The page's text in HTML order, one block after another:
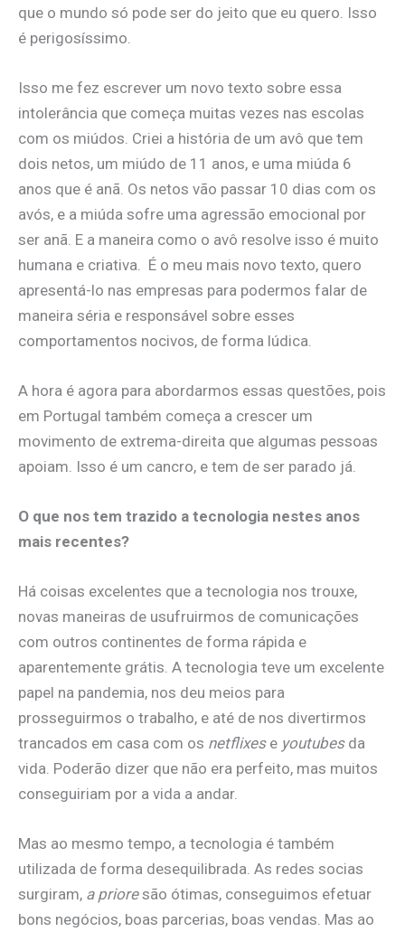
que o mundo só pode ser do jeito que eu quero. Isso
é perigosíssimo.
Isso me fez escrever um novo texto sobre essa
intolerância que começa muitas vezes nas escolas
com os miúdos. Criei a história de um avô que tem
dois netos, um miúdo de 11 anos, e uma miúda 6
anos que é anã. Os netos vão passar 10 dias com os
avós, e a miúda sofre uma agressão emocional por
ser anã. E a maneira como o avô resolve isso é muito
humana e criativa. É o meu mais novo texto, quero
apresentá-lo nas empresas para podermos falar de
maneira séria e responsável sobre esses
comportamentos nocivos, de forma lúdica.
A hora é agora para abordarmos essas questões, pois
em Portugal também começa a crescer um
movimento de extrema-direita que algumas pessoas
apoiam. Isso é um cancro, e tem de ser parado já.
O que nos tem trazido a tecnologia nestes anos
mais recentes?
Há coisas excelentes que a tecnologia nos trouxe,
novas maneiras de usufruirmos de comunicações
com outros continentes de forma rápida e
aparentemente grátis. A tecnologia teve um excelente
papel na pandemia, nos deu meios para
prosseguirmos o trabalho, e até de nos divertirmos
trancados em casa com os netflixese youtubesda
vida. Poderão dizer que não era perfeito, mas muitos
conseguiriam por a vida a andar.
Mas ao mesmo tempo, a tecnologia é também
utilizada de forma desequilibrada. As redes socias
surgiram, a prioresão ótimas, conseguimos efetuar
bons negócios, boas parcerias, boas vendas. Mas ao